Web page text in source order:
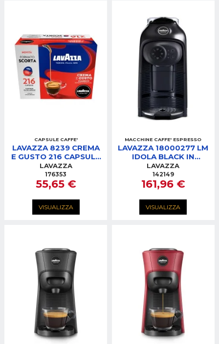
CAPSULE CAFFE'
LAVAZZA 8239 CREMA
E GUSTO 216 CAPSULE
(4 ASTUCCI DA 54)
LAVAZZA
176353
55,65 €
VISUALIZZA
MACCHINE CAFFE' ESPRESSO
LAVAZZA 18000277 LM
IDOLA BLACK IN
MACCHINA CAFFE'
LAVAZZA
142149
161,96 €
VISUALIZZA